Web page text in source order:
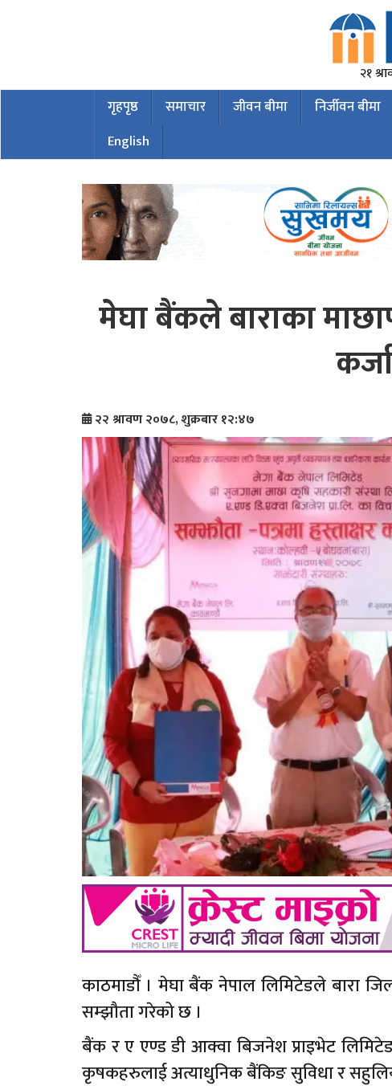
२१
गृहपृष्ठ समाचार जीवन बीमा निर्जीवन बीमा
English
मेघा बैंकले बाराका
२२ श्रावण २०७८, शुक्रबार १२:४७
काठमाडौँ । मेघा बैंक नेपाल लिमिटेडले बारा
सम्झौता गरेको छ ।
बैंक र ए एण्ड डी आक्वा बिजनेश प्राइभेट
कृषकहरुलाई अत्याधुनिक बैंकिङ सुविधा र